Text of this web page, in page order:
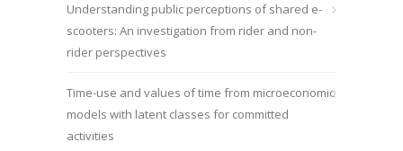
Understanding public perceptions of shared e-
scooters: An investigation from rider and non-
rider perspectives
Time-use and values of time from microeconomic
models with latent classes for committed
activities